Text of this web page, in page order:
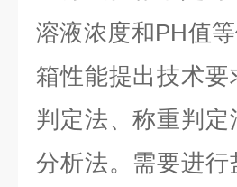
溶液浓度和PH值
箱性能提出技术
判定法、称重判
分析法。需要进